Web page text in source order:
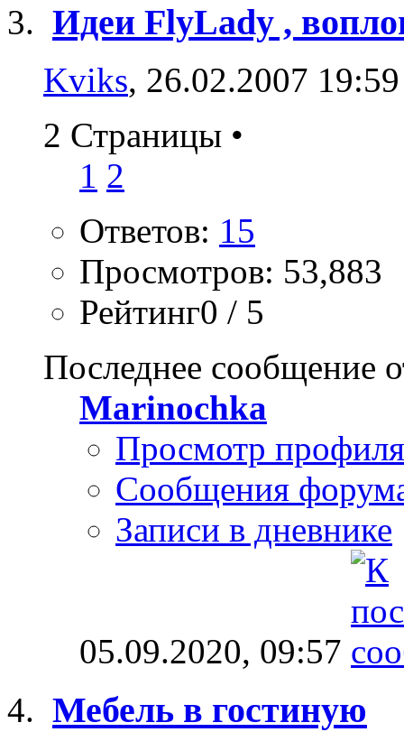
Идеи FlyLady ,
Kviks, 26.02.2007 19:59
2 Страницы •
1 2
Ответов: 15
Просмотров: 53,883
Рейтинг0 / 5
Последнее сообщение
Marinochka
Просмотр профиля
Сообщения
Записи в дневнике
05.09.2020, 09:57
Мебель в гостиную